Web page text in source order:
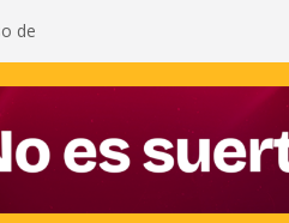
de
de la Copa
Portoviejo?
Carrillo llegó a